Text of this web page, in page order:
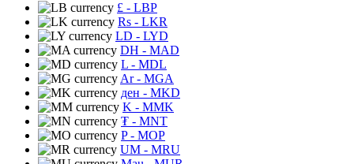
£ - LBP
Rs - LKR
LD - LYD
DH - MAD
L - MDL
Ar- MGA
ден - MKD
K - MMK
₮ - MNT
P- MOP
UM - MRU